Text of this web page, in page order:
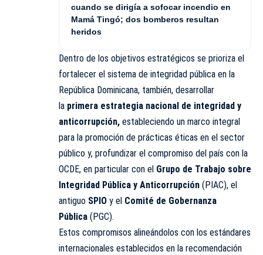
cuando se dirigía a sofocar incendio en
Mamá Tingó; dos bomberos resultan
heridos
Dentro de los objetivos estratégicos se prioriza el
fortalecer el sistema de integridad pública en la
República Dominicana, también, desarrollar
la primera estrategia nacional de integridad y
anticorrupción, estableciendo un marco integral
para la promoción de prácticas éticas en el sector
público y, profundizar el compromiso del país con la
OCDE, en particular con el Grupo de Trabajo sobre
Integridad Pública y Anticorrupción (PIAC), el
antiguo SPIO y el Comité de Gobernanza
Pública (PGC).
Estos compromisos alineándolos con los estándares
internacionales establecidos en la recomendación